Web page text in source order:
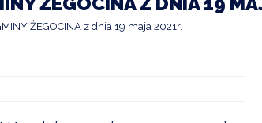
ALT
INFORMACJE OGÓLNE
DOSTĘPNOŚĆ
ŻEGOCINA z dnia 19 maja 2021r.